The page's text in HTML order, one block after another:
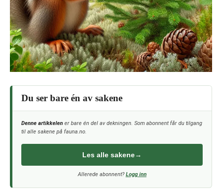
Du ser bare én av sakene
Denne artikkelen er bare én del av dekningen. Som abonnent får du tilgang
til alle sakene på fauna.no.
Les alle sakene→
Allerede abonnent? Logg inn